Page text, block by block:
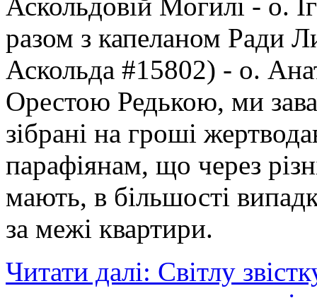
Аскольдовій Могилі - о.
разом з капеланом Ради
Аскольда #15802) - о.
Орестою Редькою, ми
зібрані на гроші
парафіянам, що через
мають, в більшості
за межі квартири.
Читати далі: Світлу